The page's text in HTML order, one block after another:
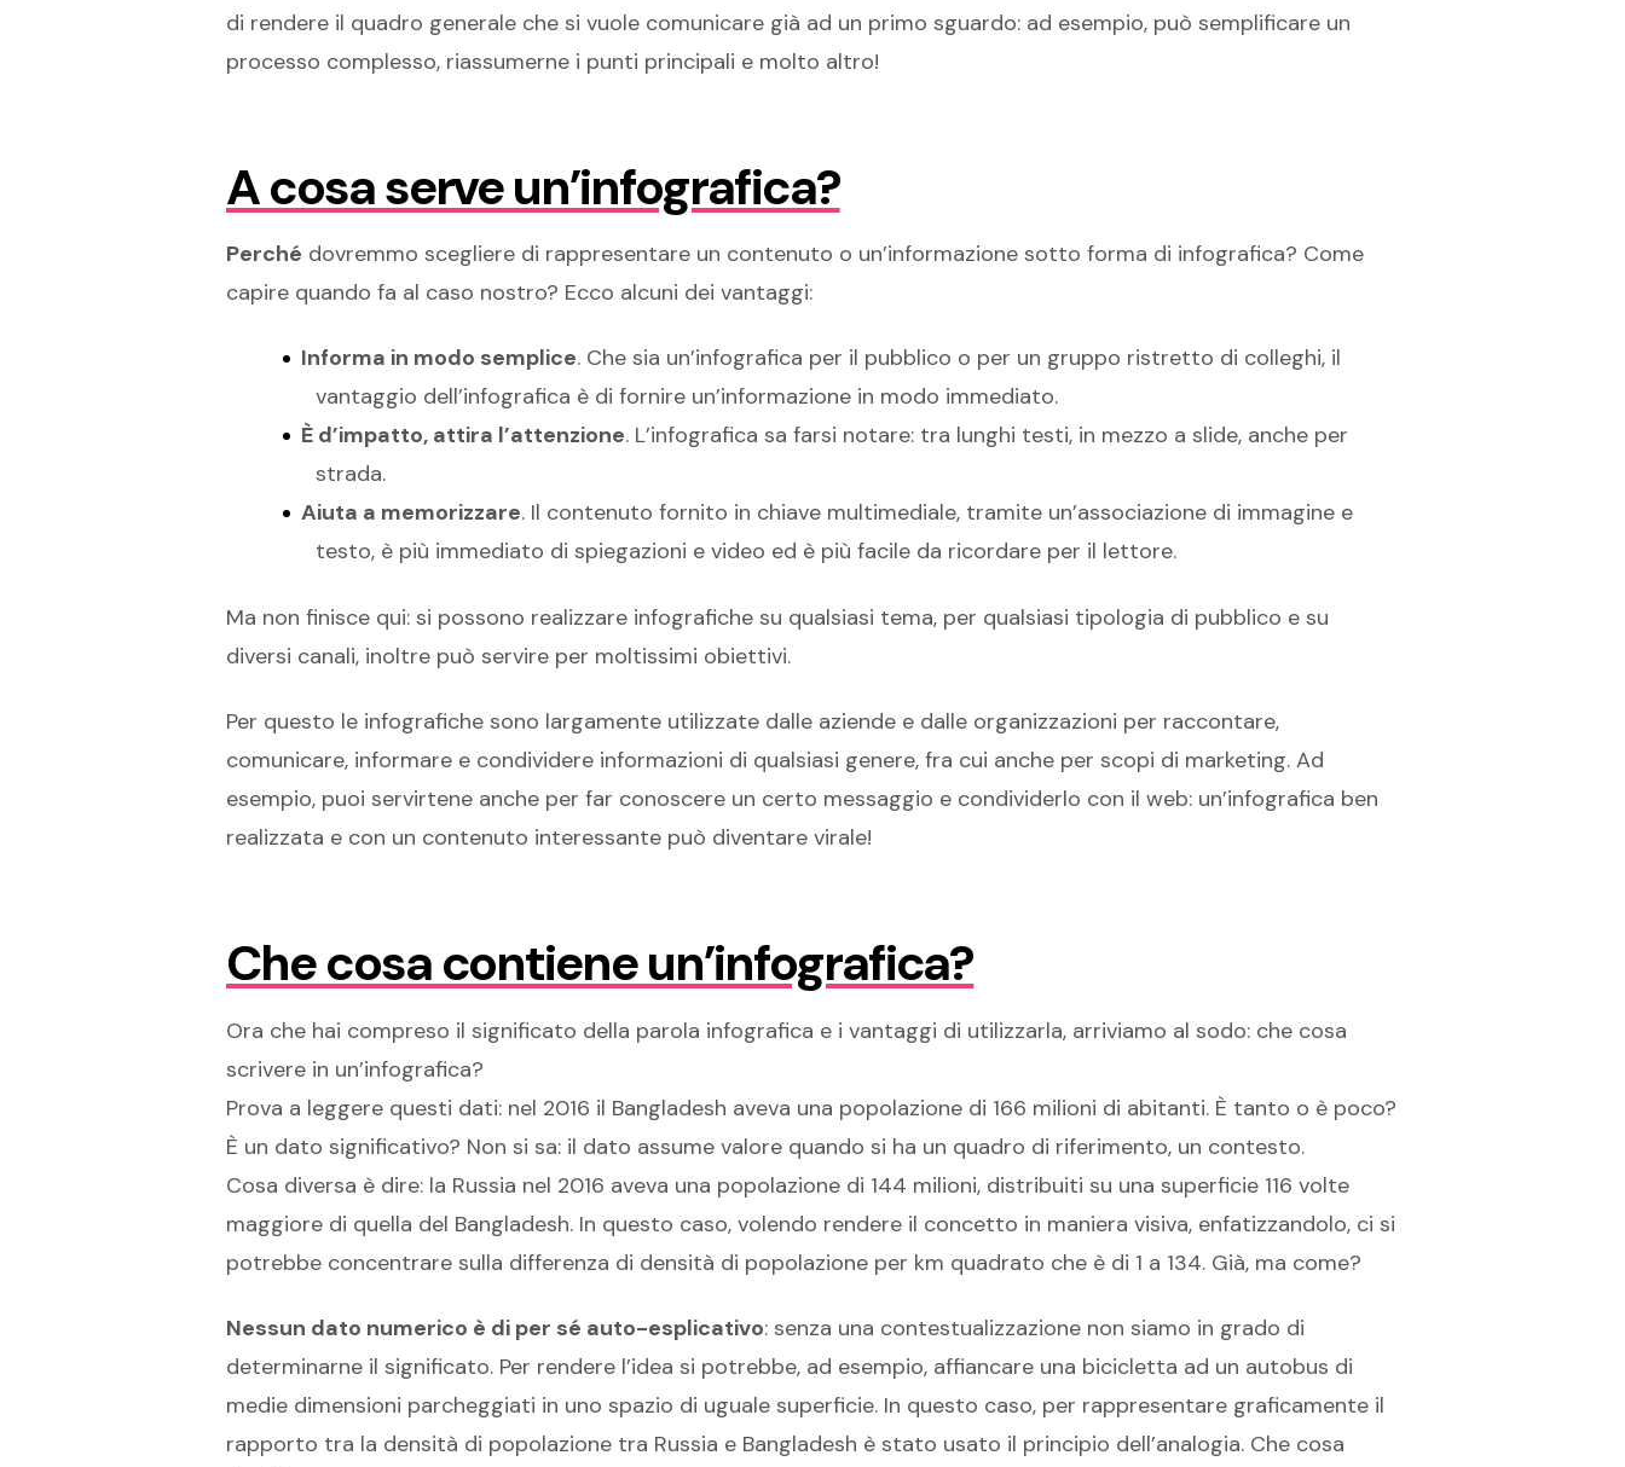
di rendere il quadro generale che si vuole comunicare già ad un primo sguardo: ad esempio, può semplificare un
processo complesso, riassumerne i punti principali e molto altro!
A cosa serve un’infografica?
Perché dovremmo scegliere di rappresentare un contenuto o un’informazione sotto forma di infografica? Come
capire quando fa al caso nostro? Ecco alcuni dei vantaggi:
Informa in modo semplice. Che sia un’infografica per il pubblico o per un gruppo ristretto di colleghi, il
vantaggio dell’infografica è di fornire un’informazione in modo immediato.
È d’impatto, attira l’attenzione. L’infografica sa farsi notare: tra lunghi testi, in mezzo a slide, anche per
strada.
Aiuta a memorizzare. Il contenuto fornito in chiave multimediale, tramite un’associazione di immagine e
testo, è più immediato di spiegazioni e video ed è più facile da ricordare per il lettore.
Ma non finisce qui: si possono realizzare infografiche su qualsiasi tema, per qualsiasi tipologia di pubblico e su
diversi canali, inoltre può servire per moltissimi obiettivi.
Per questo le infografiche sono largamente utilizzate dalle aziende e dalle organizzazioni per raccontare,
comunicare, informare e condividere informazioni di qualsiasi genere, fra cui anche per scopi di marketing. Ad
esempio, puoi servirtene anche per far conoscere un certo messaggio e condividerlo con il web: un’infografica ben
realizzata e con un contenuto interessante può diventare virale!
Che cosa contiene un’infografica?
Ora che hai compreso il significato della parola infografica e i vantaggi di utilizzarla, arriviamo al sodo: che cosa
scrivere in un’infografica?
Prova a leggere questi dati: nel 2016 il Bangladesh aveva una popolazione di 166 milioni di abitanti. È tanto o è poco?
È un dato significativo? Non si sa: il dato assume valore quando si ha un quadro di riferimento, un contesto.
Cosa diversa è dire: la Russia nel 2016 aveva una popolazione di 144 milioni, distribuiti su una superficie 116 volte
maggiore di quella del Bangladesh. In questo caso, volendo rendere il concetto in maniera visiva, enfatizzandolo, ci si
potrebbe concentrare sulla differenza di densità di popolazione per km quadrato che è di 1 a 134. Già, ma come?
Nessun dato numerico è di per sé auto-esplicativo: senza una contestualizzazione non siamo in grado di
determinarne il significato. Per rendere l’idea si potrebbe, ad esempio, affiancare una bicicletta ad un autobus di
medie dimensioni parcheggiati in uno spazio di uguale superficie. In questo caso, per rappresentare graficamente il
rapporto tra la densità di popolazione tra Russia e Bangladesh è stato usato il principio dell’analogia. Che cosa